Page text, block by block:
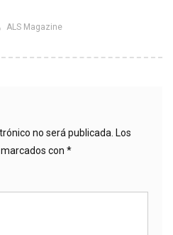
ALS Magazine
no será publicada. Los
con *